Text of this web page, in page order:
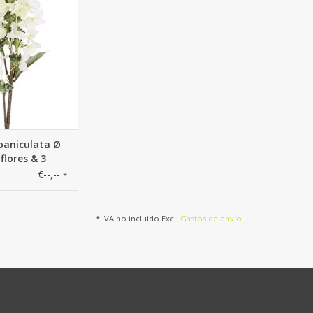
75 cm
Ø
& 3
75
€--,-- *
* IVA no incluido Excl. Gastos de envío